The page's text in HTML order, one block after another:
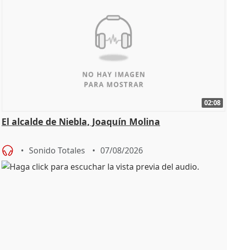
02:08
El alcalde de Niebla, Joaquín Molina
Sonido Totales 07/08/2026